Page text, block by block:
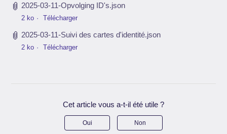
2025-03-11-Opvolging ID's.json
2 ko Télécharger
2025-03-11-Suivi des cartes d'identité.json
2 ko Télécharger
Cet article vous a-t-il été utile ?
Oui Non